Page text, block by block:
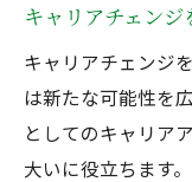
キャリアチェン
キャリアチェンジ
は新たな可能性を
としてのキャリア
大いに役立ちます